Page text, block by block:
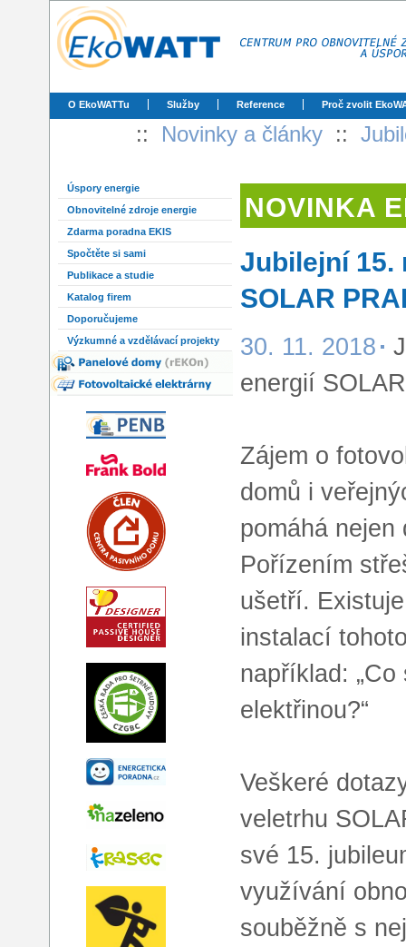
O EkoWATTu Služby Reference Proč zvolit
:: Novinky a články ::
Úspory energie
Obnovitelné zdroje energie
Zdarma poradna EKIS
Spočtěte si sami
Publikace a studie
Katalog firem
Doporučujeme
Výzkumné a vzdělávací projekty
NOVINKA
Jubilejní 15.
SOLAR
30. 11. 2018
energií
Zájem o
domů i
pomáhá
Pořízením
ušetří.
instalací
například:
elektřinou?“
Veškeré
veletrhu
své 15.
využívání
souběžně s